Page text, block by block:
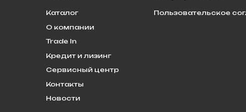
Каталог
О компании
Trade In
Кредит и лизинг
Сервисный центр
Контакты
Новости
Пользовательское